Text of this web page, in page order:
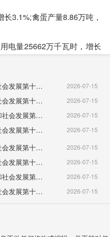
3.1%;禽蛋产量8.86万吨，
电量25662万千瓦时，增长
计的主要产品产量中，小
降0.5%，农产品加工专用
长26.4%。房屋建筑竣工
亿元，增长6.0%;住宿和餐
，增长4.3%;其他服务业增
（天津市）河北区国民经济和社会发展第十五个五年规划纲要 2026-07-15
（北京市）密云区国民经济和社会发展第十五个五年规划纲要 2026-07-15
（北京市）门头沟区国民经济和社会发展第十五个五年规划纲要 2026-07-15
（北京市）房山区国民经济和社会发展第十五个五年规划纲要 2026-07-15
（北京市）东城区国民经济和社会发展第十五个五年规划纲要 2026-07-15
（北京市）大兴区国民经济和社会发展第十五个五年规划纲要 2026-07-15
（天津市）滨海新区国民经济和社会发展第十五个五年规划纲要 2026-07-15
（天津市）宝坻区国民经济和社会发展第十五个五年规划纲要 2026-07-15